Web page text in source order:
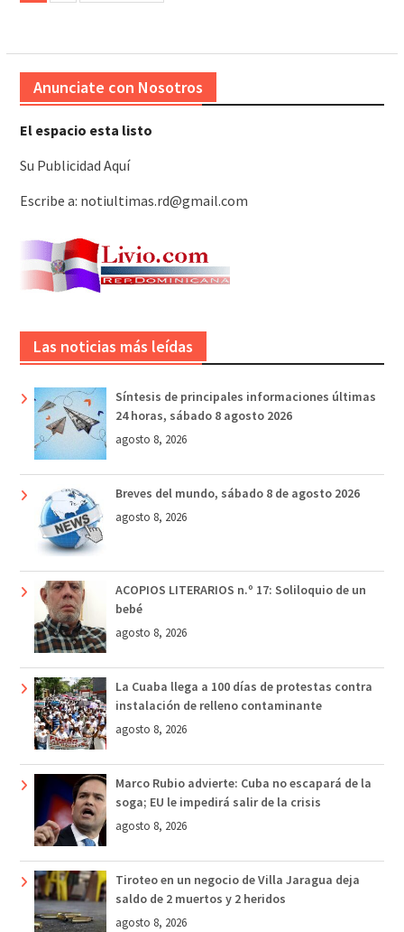
Anunciate con Nosotros
El espacio esta listo
Su Publicidad Aquí
Escribe a: notiultimas.rd@gmail.com
Las noticias más leídas
Síntesis de principales informaciones últimas
24 horas, sábado 8 agosto 2026
agosto 8, 2026
Breves del mundo, sábado 8 de agosto 2026
agosto 8, 2026
ACOPIOS LITERARIOS n.º 17: Soliloquio de un
bebé
agosto 8, 2026
La Cuaba llega a 100 días de protestas contra
instalación de relleno contaminante
agosto 8, 2026
Marco Rubio advierte: Cuba no escapará de la
soga; EU le impedirá salir de la crisis
agosto 8, 2026
Tiroteo en un negocio de Villa Jaragua deja
saldo de 2 muertos y 2 heridos
agosto 8, 2026